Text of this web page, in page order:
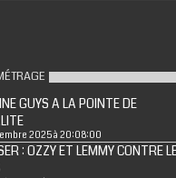
GUYS A LA POINTE DE
2025 à 20:08:00
: OZZY ET LEMMY CONTRE